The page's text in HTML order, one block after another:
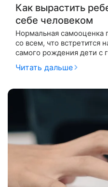
Как вырастить
себе человеком
​Нормальная самооценка
со всем, что встретится
самого рождения дети с
скоростью осваивают
вместе с этими
Читать дальше